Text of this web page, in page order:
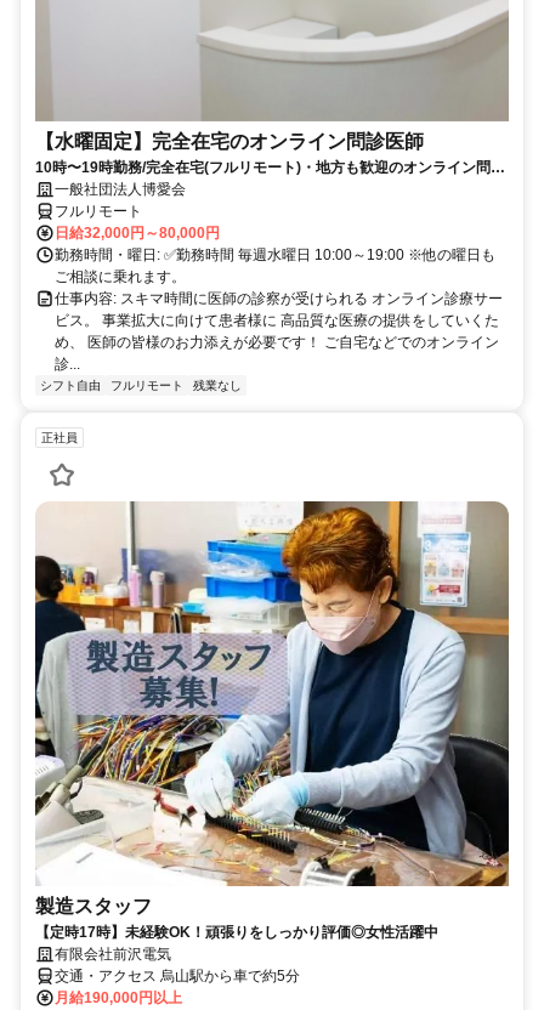
【水曜固定】完全在宅のオンライン問診医師
10時〜19時勤務/完全在宅(フルリモート)・地方も歓迎のオンライン問診
業務一般社団法人博愛会
フルリモート
日給32,000円～80,000円
勤務時間・曜日: ✅勤務時間 毎週水曜日 10:00～19:00 ※他の曜日も
ご相談に乗れます。
仕事内容: スキマ時間に医師の診察が受けられる オンライン診療サー
ビス。 事業拡大に向けて患者様に 高品質な医療の提供をしていくた
め、 医師の皆様のお力添えが必要です！ ご自宅などでのオンライン
診...
シフト自由 フルリモート 残業なし
正社員
製造スタッフ
【定時17時】未経験OK！頑張りをしっかり評価◎女性活躍中
有限会社前沢電気
交通・アクセス 烏山駅から車で約5分
月給190,000円以上